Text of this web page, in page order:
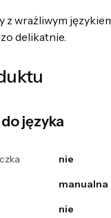
z wrażliwym
delikatnie.
języka
nie
manualna
nie